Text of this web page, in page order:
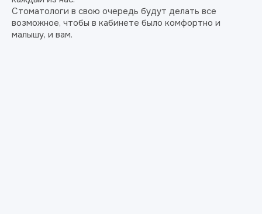
Стоматологи в свою очередь будут делать все
возможное, чтобы в кабинете было комфортно и
малышу, и вам.